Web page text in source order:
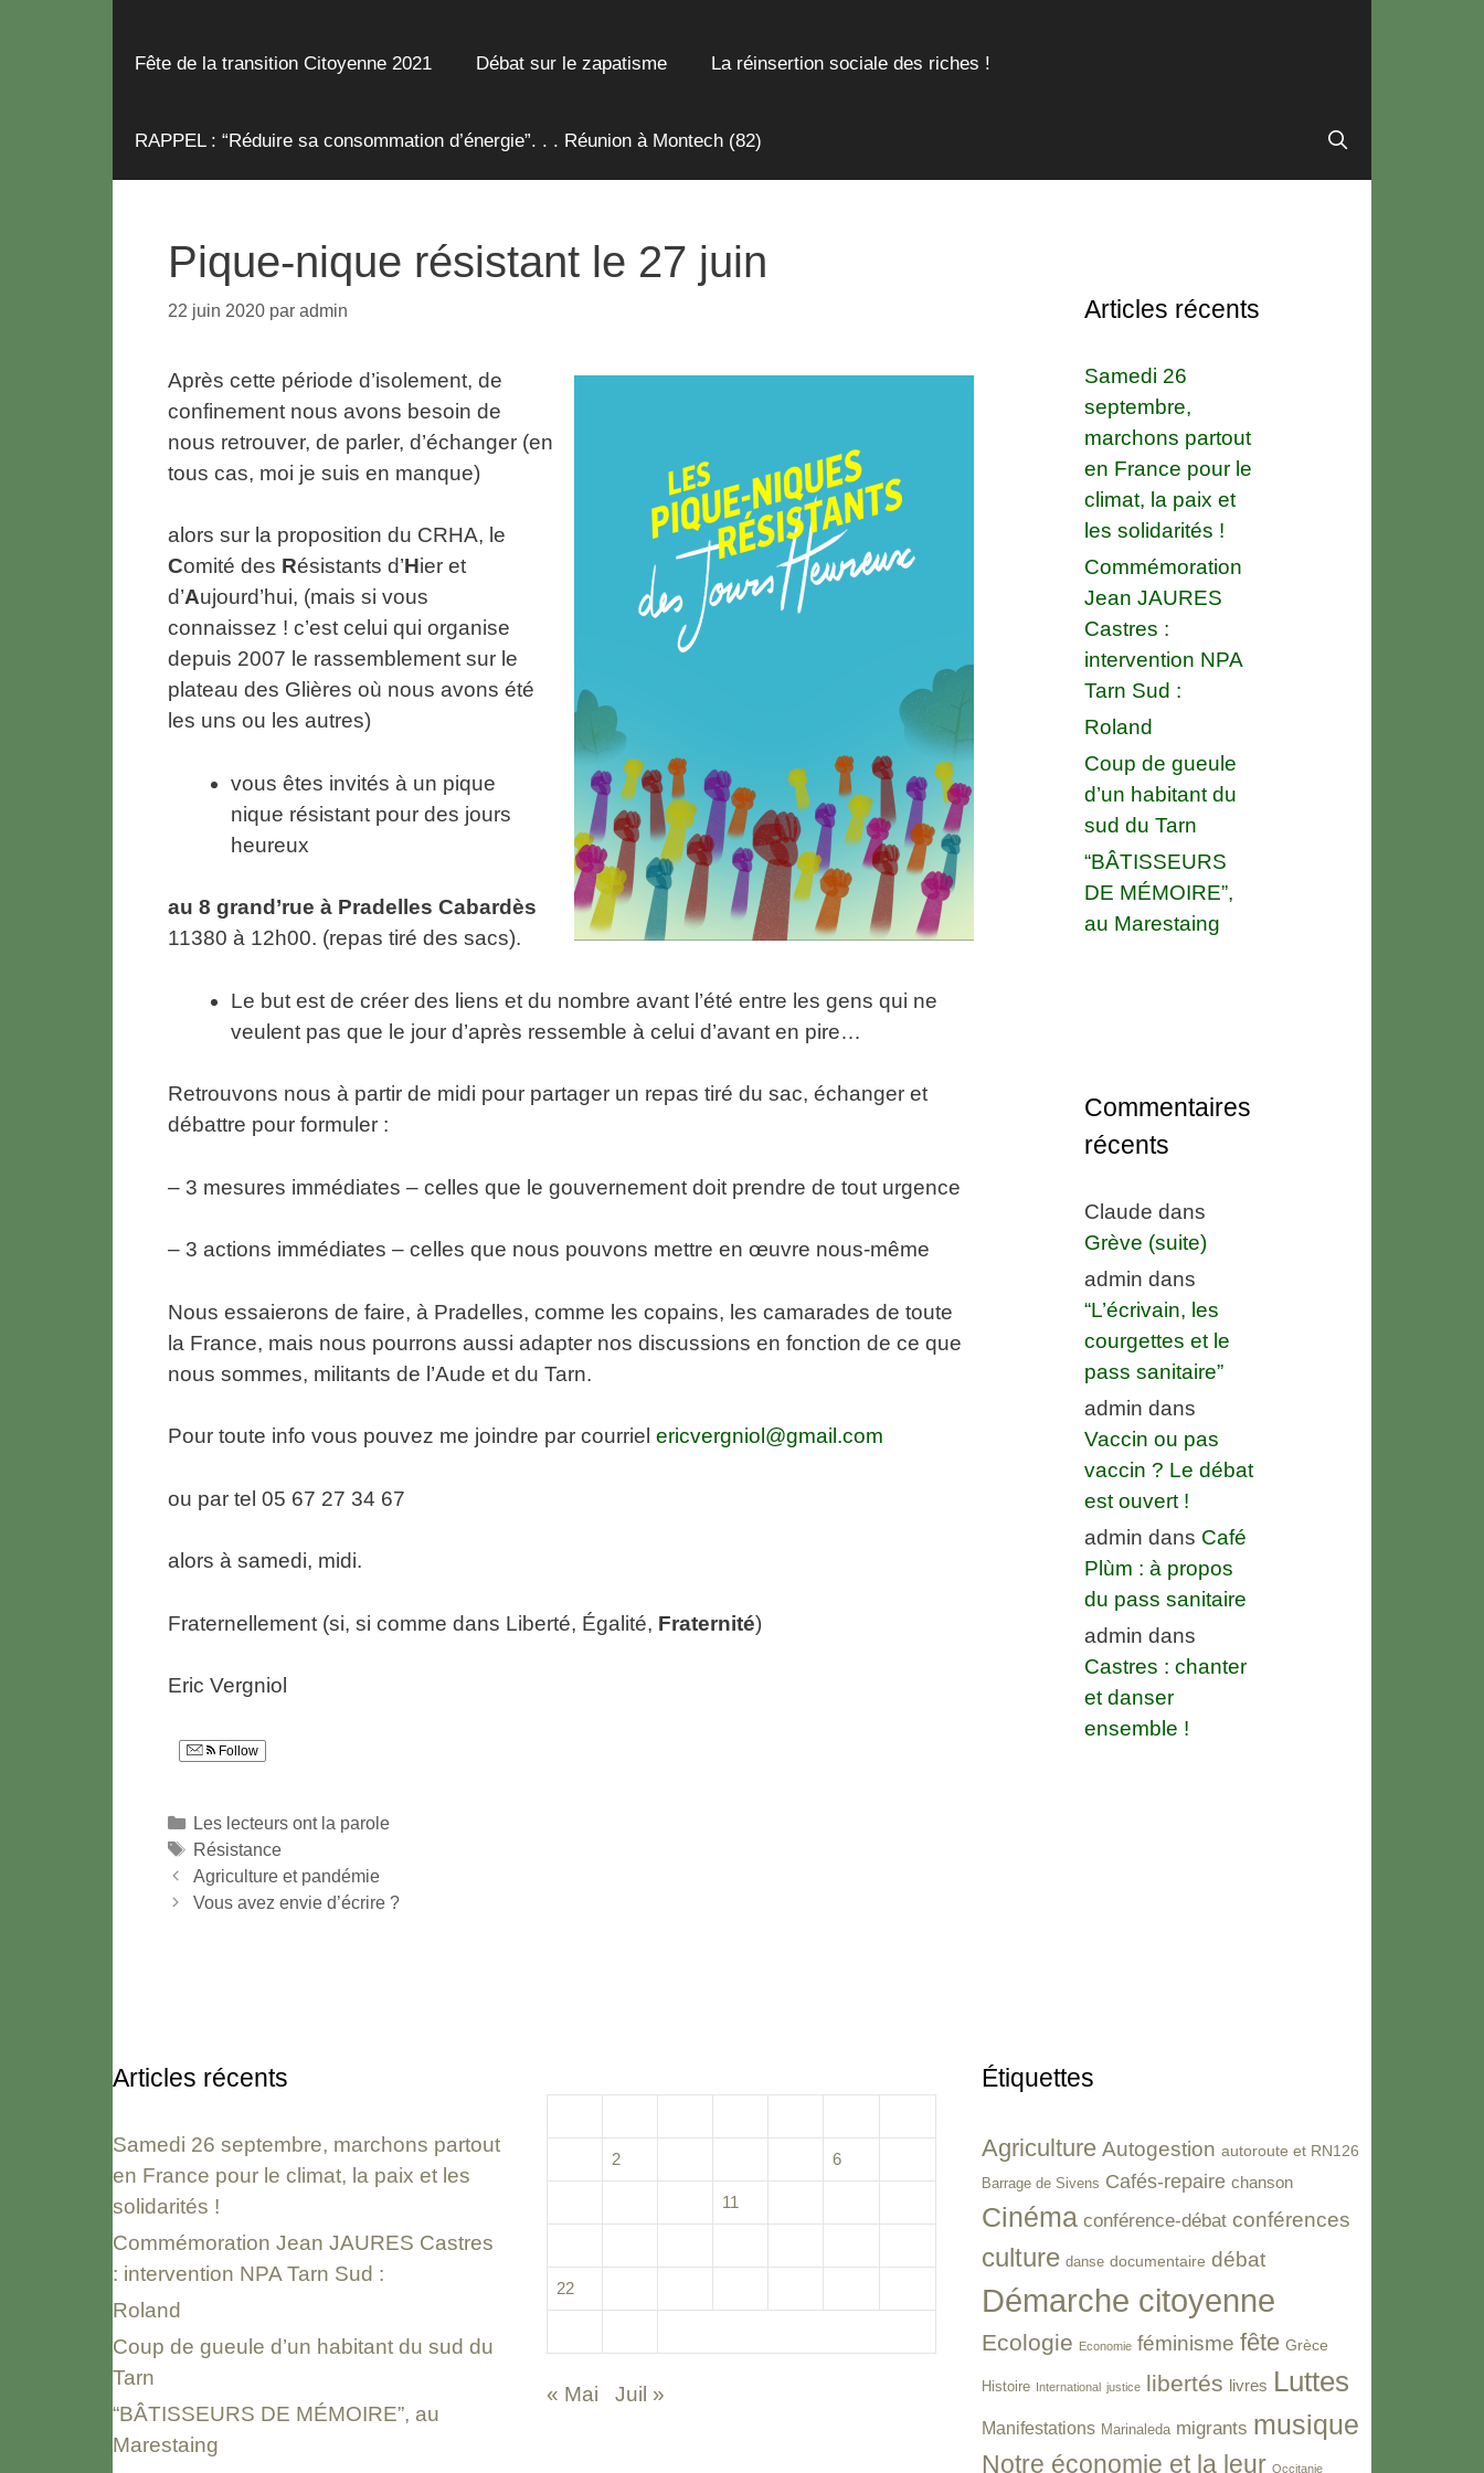
Fête de la transition Citoyenne 2021 Débat sur le zapatisme La réinsertion sociale des riches !
RAPPEL : “Réduire sa consommation d’énergie”. . . Réunion à Montech (82)
Pique-nique résistant le 27 juin
22 juin 2020 par admin
Après cette période d’isolement, de
confinement nous avons besoin de
nous retrouver, de parler, d’échanger (en
tous cas, moi je suis en manque)
alors sur la proposition du CRHA, le
Comité des Résistants d’Hier et
d’Aujourd’hui, (mais si vous
connaissez ! c’est celui qui organise
depuis 2007 le rassemblement sur le
plateau des Glières où nous avons été
les uns ou les autres)
vous êtes invités à un pique
nique résistant pour des jours
heureux
au 8 grand’rue à Pradelles Cabardès
11380 à 12h00. (repas tiré des sacs).
Le but est de créer des liens et du nombre avant l’été entre les gens qui ne
veulent pas que le jour d’après ressemble à celui d’avant en pire…
Retrouvons nous à partir de midi pour partager un repas tiré du sac, échanger et
débattre pour formuler :
– 3 mesures immédiates – celles que le gouvernement doit prendre de tout urgence
– 3 actions immédiates – celles que nous pouvons mettre en œuvre nous-même
Nous essaierons de faire, à Pradelles, comme les copains, les camarades de toute
la France, mais nous pourrons aussi adapter nos discussions en fonction de ce que
nous sommes, militants de l’Aude et du Tarn.
Pour toute info vous pouvez me joindre par courriel ericvergniol@gmail.com
ou par tel 05 67 27 34 67
alors à samedi, midi.
Fraternellement (si, si comme dans Liberté, Égalité, Fraternité)
Eric Vergniol
Follow
Catégories
Les lecteurs ont la parole
Étiquettes
Résistance
Agriculture et pandémie
Vous avez envie d’écrire ?
Articles récents
Samedi 26
septembre,
marchons partout
en France pour le
climat, la paix et
les solidarités !
Commémoration
Jean JAURES
Castres :
intervention NPA
Tarn Sud :
Roland
Coup de gueule
d’un habitant du
sud du Tarn
“BÂTISSEURS
DE MÉMOIRE”,
au Marestaing
Commentaires
récents
Claude dans
Grève (suite)
admin dans
“L’écrivain, les
courgettes et le
pass sanitaire”
admin dans
Vaccin ou pas
vaccin ? Le débat
est ouvert !
admin dans Café
Plùm : à propos
du pass sanitaire
admin dans
Castres : chanter
et danser
ensemble !
Articles récents
Samedi 26 septembre, marchons partout
en France pour le climat, la paix et les
solidarités !
Commémoration Jean JAURES Castres
: intervention NPA Tarn Sud :
Roland
Coup de gueule d’un habitant du sud du
Tarn
“BÂTISSEURS DE MÉMOIRE”, au
Marestaing
2 6
11
22
« Mai Juil »
Étiquettes
Agriculture Autogestion autoroute et RN126
Barrage de Sivens Cafés-repaire chanson
Cinéma conférence-débat conférences
culture danse documentaire débat
Démarche citoyenne
Ecologie Economie féminisme fête Grèce
Histoire International justice libertés livres Luttes
Manifestations Marinaleda migrants musique
Notre économie et la leur Occitanie